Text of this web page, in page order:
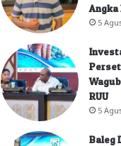
Angka
5
RUU
5
Baleg